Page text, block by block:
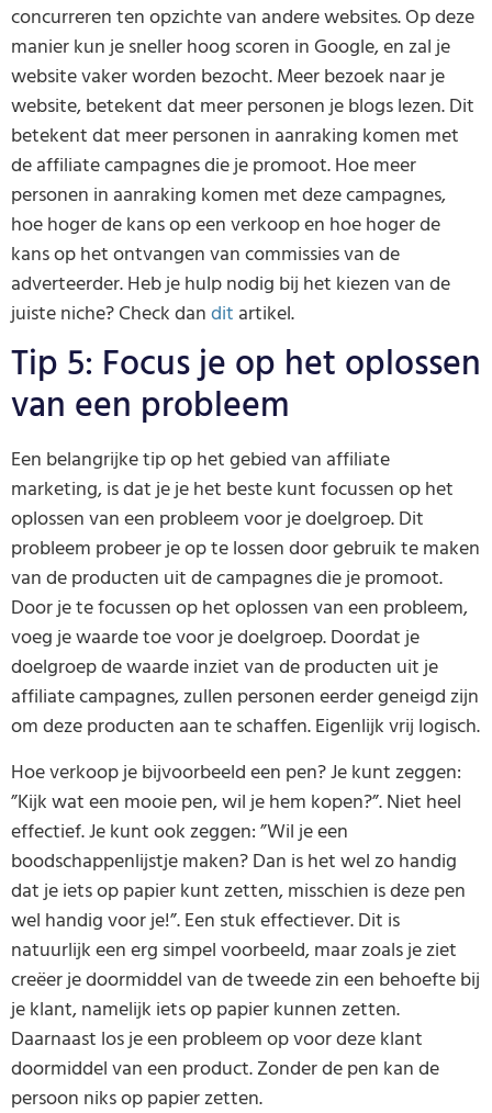
concurreren ten opzichte van andere websites. Op deze
manier kun je sneller hoog scoren in Google, en zal je
website vaker worden bezocht. Meer bezoek naar je
website, betekent dat meer personen je blogs lezen. Dit
betekent dat meer personen in aanraking komen met
de affiliate campagnes die je promoot. Hoe meer
personen in aanraking komen met deze campagnes,
hoe hoger de kans op een verkoop en hoe hoger de
kans op het ontvangen van commissies van de
adverteerder. Heb je hulp nodig bij het kiezen van de
juiste niche? Check dan dit artikel.
Tip 5: Focus je op het oplossen
van een probleem
Een belangrijke tip op het gebied van affiliate
marketing, is dat je je het beste kunt focussen op het
oplossen van een probleem voor je doelgroep. Dit
probleem probeer je op te lossen door gebruik te maken
van de producten uit de campagnes die je promoot.
Door je te focussen op het oplossen van een probleem,
voeg je waarde toe voor je doelgroep. Doordat je
doelgroep de waarde inziet van de producten uit je
affiliate campagnes, zullen personen eerder geneigd zijn
om deze producten aan te schaffen. Eigenlijk vrij logisch.
Hoe verkoop je bijvoorbeeld een pen? Je kunt zeggen:
”Kijk wat een mooie pen, wil je hem kopen?”. Niet heel
effectief. Je kunt ook zeggen: ”Wil je een
boodschappenlijstje maken? Dan is het wel zo handig
dat je iets op papier kunt zetten, misschien is deze pen
wel handig voor je!”. Een stuk effectiever. Dit is
natuurlijk een erg simpel voorbeeld, maar zoals je ziet
creëer je doormiddel van de tweede zin een behoefte bij
je klant, namelijk iets op papier kunnen zetten.
Daarnaast los je een probleem op voor deze klant
doormiddel van een product. Zonder de pen kan de
persoon niks op papier zetten.